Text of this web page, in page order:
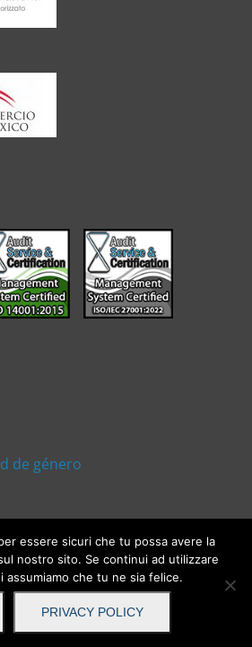
de género
Cesare Giulio Viola, 27 - 00148 - Roma |
+39 06.9294128 | N.Iva 10829231009 |
- 14001:2015 - 27001:2022 | Diseñado
por:Antea Studio
essere sicuri che tu possa avere la
nostro sito. Se continui ad utilizzare
assumiamo che tu ne sia felice.
PRIVACY POLICY